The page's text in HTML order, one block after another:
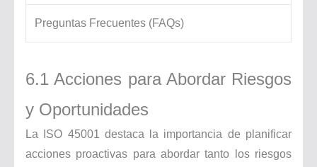
Preguntas Frecuentes (FAQs)
6.1 Acciones para Abordar Riesgos
y Oportunidades
La ISO 45001 destaca la importancia de planificar
acciones proactivas para abordar tanto los riesgos